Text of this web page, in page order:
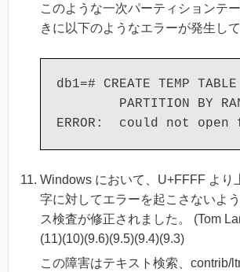
このような一次パーティションテ
きに以下のようなエラーが発生して
db1=# CREATE TEMP
PARTITION BY
Windows において、U+FFFF より
字に対してエラーを起こさないよ
ス検査が修正されました。 (Tom
(11)(10)(9.6)(9.5)(9.4)(9.3)
この障害はテキスト検索、contrib/